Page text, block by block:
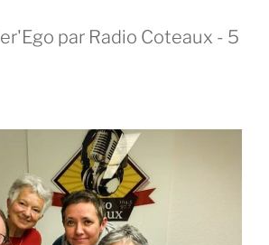
par Radio Coteaux - 5